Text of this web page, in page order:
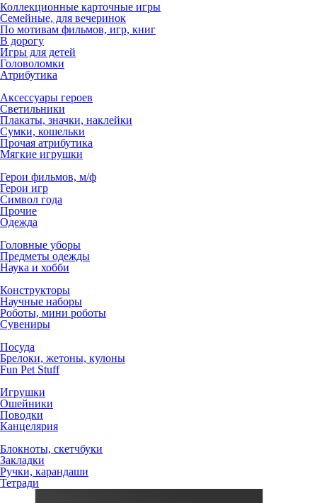
Коллекционные карточные игры
Семейные, для вечеринок
По мотивам фильмов, игр, книг
В дорогу
Игры для детей
Головоломки
Атрибутика
Аксессуары героев
Светильники
Плакаты, значки, наклейки
Сумки, кошельки
Прочая атрибутика
Мягкие игрушки
Герои фильмов, м/ф
Герои игр
Символ года
Прочие
Одежда
Головные уборы
Предметы одежды
Наука и хобби
Конструкторы
Научные наборы
Роботы, мини роботы
Сувениры
Посуда
Брелоки, жетоны, кулоны
Fun Pet Stuff
Игрушки
Ошейники
Поводки
Канцелярия
Блокноты, скетчбуки
Закладки
Ручки, карандаши
Тетради